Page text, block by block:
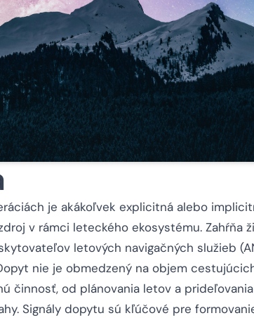
je akákoľvek explicitná alebo
v rámci leteckého ekosystému. Zahŕňa
letových navigačných služieb
nie je obmedzený na objem
činnosť, od plánovania letov a
Signály dopytu sú kľúčové pre